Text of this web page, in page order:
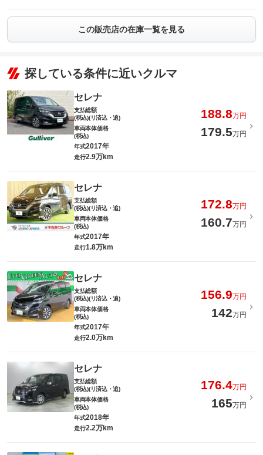
この販売店の在庫一覧を見る
探している条件に近いクルマ
セレナ
支払総額
(税込)(リ済込・追)
188.8万円
車両本体価格
(税込)
179.5万円
年式2017年
走行2.9万km
セレナ
支払総額
(税込)(リ済込・追)
172.8万円
車両本体価格
(税込)
160.7万円
年式2017年
走行1.8万km
セレナ
支払総額
(税込)(リ済込・追)
156.9万円
車両本体価格
(税込)
142万円
年式2017年
走行2.0万km
セレナ
支払総額
(税込)(リ済込・追)
176.4万円
車両本体価格
(税込)
165万円
年式2018年
走行2.2万km